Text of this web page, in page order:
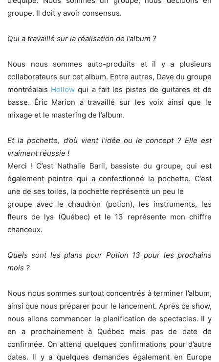
groupe. Il doit y avoir consensus.
Qui a travaillé sur la réalisation de l’album ?
Nous nous sommes auto-produits et il y a plusieurs
collaborateurs sur cet album. Entre autres, Dave du groupe
montréalais Hollow qui a fait les pistes de guitares et de
basse. Éric Marion a travaillé sur les voix ainsi que le
mixage et le mastering de l’album.
Et la pochette, d’où vient l’idée ou le concept ? Elle est
vraiment réussie !
Merci ! C’est Nathalie Baril, bassiste du groupe, qui est
également peintre qui a confectionné la pochette. C’est
une de ses toiles, la pochette représente un peu le
groupe avec le chaudron (potion), les instruments, les
fleurs de lys (Québec) et le 13 représente mon chiffre
chanceux.
Quels sont les plans pour Potion 13 pour les prochains
mois ?
Nous nous sommes surtout concentrés à terminer l’album,
ainsi que nous préparer pour le lancement. Après ce show,
nous allons commencer la planification de spectacles. Il y
en a prochainement à Québec mais pas de date de
confirmée. On attend quelques confirmations pour d’autre
dates. Il y a quelques demandes également en Europe